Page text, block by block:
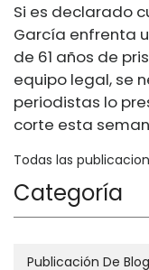
Si es declarado
García enfrenta
de 61 años de
equipo legal, se
periodistas lo
corte esta
Todas las
Categoría
Publicación De